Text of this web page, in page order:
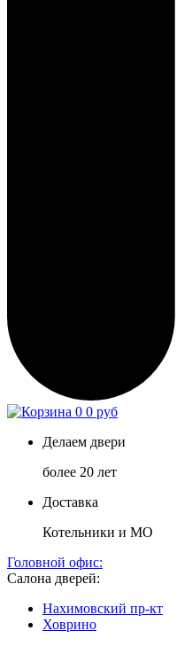
0 0 руб
Делаем двери
более 20 лет
Доставка
Котельники и МО
Головной офис:
Салона дверей:
Нахимовский пр-кт
Ховрино